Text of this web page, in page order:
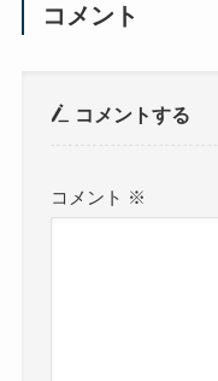
コメント
コメントする
コメント ※